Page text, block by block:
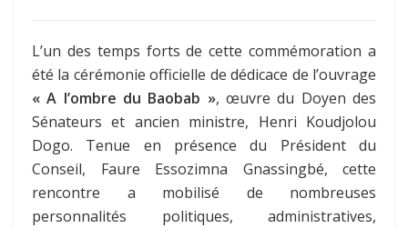
L’un des temps forts de cette commémoration a
été la cérémonie officielle de dédicace de l’ouvrage
« A l’ombre du Baobab », œuvre du Doyen des
Sénateurs et ancien ministre, Henri Koudjolou
Dogo. Tenue en présence du Président du
Conseil, Faure Essozimna Gnassingbé, cette
rencontre a mobilisé de nombreuses
personnalités politiques, administratives,